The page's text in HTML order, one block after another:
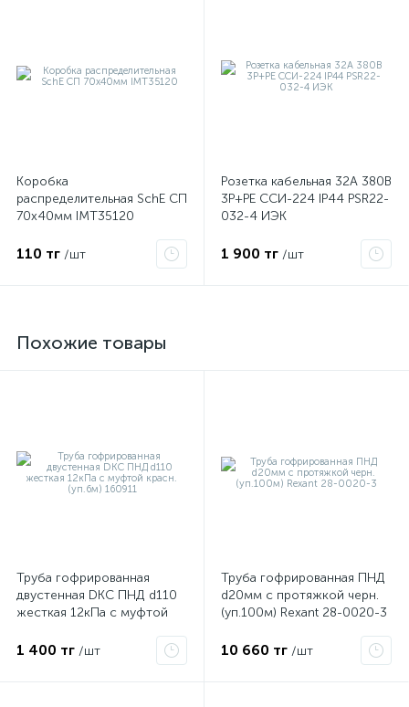
Коробка
распределительная SchE СП
70х40мм IMT35120
110 тг /шт
Розетка кабельная 32А 380В
3P+PЕ ССИ-224 IP44 PSR22-
032-4 ИЭК
1 900 тг /шт
Похожие товары
Труба гофрированная
двустенная DKC ПНД d110
жесткая 12кПа с муфтой
1 400 тг /шт
Труба гофрированная ПНД
d20мм с протяжкой черн.
(уп.100м) Rexant 28-0020-3
10 660 тг /шт